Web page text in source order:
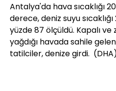
Antalya'da hava sıcaklığı
derece, deniz suyu
yüzde 87 ölçüldü. Kapalı
yağdığı havada sahile
tatilciler, denize girdi.